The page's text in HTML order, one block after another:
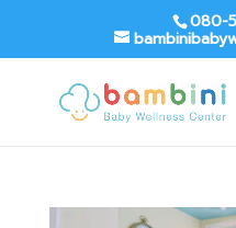
080-